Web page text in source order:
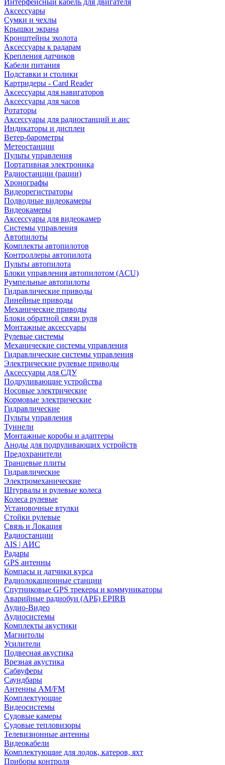
Интерфейсный кабель для двигателя
Аксессуары
Сумки и чехлы
Крышки экрана
Кронштейны эхолота
Аксессуары к радарам
Крепления датчиков
Кабели питания
Подставки и столики
Картридеры - Card Reader
Аксессуары для навигаторов
Аксессуары для часов
Ротаторы
Аксессуары для радиостанций и аис
Индикаторы и дисплеи
Ветер-барометры
Метеостанции
Пульты управления
Портативная электроника
Радиостанции (рации)
Хронографы
Видеорегистраторы
Подводные видеокамеры
Видеокамеры
Аксессуары для видеокамер
Системы управления
Автопилоты
Комплекты автопилотов
Контроллеры автопилота
Пульты автопилота
Блоки управления автопилотом (ACU)
Румпельные автопилоты
Гидравлические приводы
Линейные приводы
Механические приводы
Блоки обратной связи руля
Монтажные аксессуары
Рулевые системы
Механические системы управления
Гидравлические системы управления
Электрические рулевые приводы
Аксессуары для СДУ
Подруливающие устройства
Носовые электрические
Кормовые электрические
Гидравлические
Пульты управления
Туннели
Монтажные коробы и адаптеры
Аноды для подруливающих устройств
Предохранители
Транцевые плиты
Гидравлические
Электромеханические
Штурвалы и рулевые колеса
Колеса рулевые
Установочные втулки
Стойки рулевые
Связь и Локация
Радиостанции
AIS | АИС
Радары
GPS антенны
Компасы и датчики курса
Радиолокационные станции
Спутниковые GPS трекеры и коммуникаторы
Аварийные радиобуи (АРБ) EPIRB
Аудио-Видео
Аудиосистемы
Комплекты акустики
Магнитолы
Усилители
Подвесная акустика
Врезная акустика
Сабвуферы
Саундбары
Антенны AM/FM
Комплектующие
Видеосистемы
Судовые камеры
Cудовые тепловизоры
Телевизионные антенны
Видеокабели
Комплектующие для лодок, катеров, яхт
Приборы контроля